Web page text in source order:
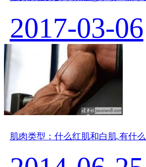
2017-03-06
肌肉类型：什么红肌和白肌,有什